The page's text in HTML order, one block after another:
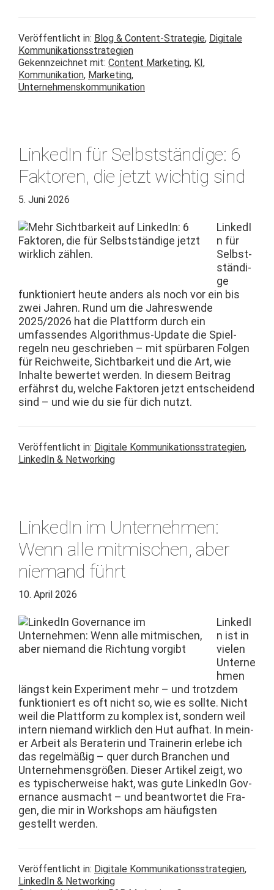
Veröffentlicht in: Blog & Content-Strategie, Digitale
Kommunikationsstrategien
Gekennzeichnet mit: Content Marketing, KI,
Kommunikation, Marketing,
Unternehmenskommunikation
LinkedIn für Selbstständige: 6
Faktoren, die jetzt wichtig sind
5. Juni 2026
LinkedI
n für
Selb­st­
ständi­
ge
funk­tion­iert heute anders als noch vor ein bis
zwei Jahren. Rund um die Jahreswende
2025/2026 hat die Plat­tform durch ein
umfassendes Algo­rith­mus-Update die Spiel­
regeln neu geschrieben – mit spür­baren Fol­gen
für Reich­weite, Sicht­barkeit und die Art, wie
Inhalte bew­ertet wer­den. In diesem Beitrag
erfährst du, welche Fak­toren jet­zt entschei­dend
sind – und wie du sie für dich nutzt.
Veröffentlicht in: Digitale Kommunikationsstrategien,
LinkedIn & Networking
LinkedIn im Unternehmen:
Wenn alle mitmischen, aber
niemand führt
10. April 2026
LinkedI
n ist in
vie­len
Unterne
hmen
längst kein Exper­i­ment mehr – und trotz­dem
funk­tion­iert es oft nicht so, wie es sollte. Nicht
weil die Plat­tform zu kom­plex ist, son­dern weil
intern nie­mand wirk­lich den Hut aufhat. In mein­
er Arbeit als Bera­terin und Trainer­in erlebe ich
das regelmäßig – quer durch Branchen und
Unternehmensgrößen. Dieser Artikel zeigt, wo
es typ­is­cher­weise hakt, was gute LinkedIn Gov­
er­nance aus­macht – und beant­wortet die Fra­
gen, die mir in Work­shops am häu­fig­sten
gestellt werden.
Veröffentlicht in: Digitale Kommunikationsstrategien,
LinkedIn & Networking